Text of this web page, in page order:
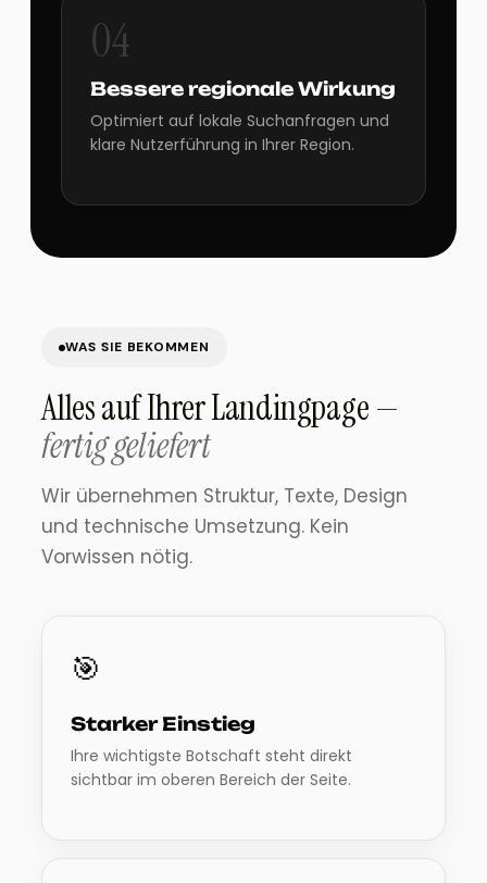
04
Bessere regionale Wirkung
Optimiert auf lokale Suchanfragen und
klare Nutzerführung in Ihrer Region.
WAS SIE BEKOMMEN
Alles auf Ihrer Landingpage —
fertig geliefert
Wir übernehmen Struktur, Texte, Design
und technische Umsetzung. Kein
Vorwissen nötig.
🎯
Starker Einstieg
Ihre wichtigste Botschaft steht direkt
sichtbar im oberen Bereich der Seite.